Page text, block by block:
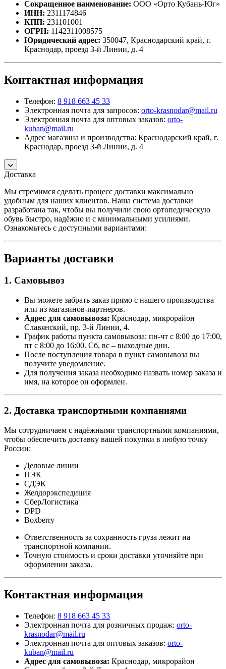
Сокращенное наименование: ООО «Орто Кубань-Юг»
ИНН: 2311174846
КПП: 231101001
ОГРН: 1142311008575
Юридический адрес: 350047, Краснодарский край, г.
Краснодар, проезд 3-й Линии, д. 4
Контактная информация
Телефон: 8 918 663 45 33
Электронная почта для запросов: orto-krasnodar@mail.ru
Электронная почта для оптовых заказов: orto-
kuban@mail.ru
Адрес магазина и производства: Краснодарский край, г.
Краснодар, проезд 3-й Линии, д. 4
Доставка
Мы стремимся сделать процесс доставки максимально
удобным для наших клиентов. Наша система доставки
разработана так, чтобы вы получили свою ортопедическую
обувь быстро, надёжно и с минимальными усилиями.
Ознакомьтесь с доступными вариантами:
Варианты доставки
1. Самовывоз
Вы можете забрать заказ прямо с нашего производства
или из магазинов-партнеров.
Адрес для самовывоза: Краснодар, микрорайон
Славянский, пр. 3-й Линии, 4.
График работы пункта самовывоза: пн-чт с 8:00 до 17:00,
пт с 8:00 до 16:00. Сб, вс – выходные дни.
После поступления товара в пункт самовывоза вы
получите уведомление.
Для получения заказа необходимо назвать номер заказа и
имя, на которое он оформлен.
2. Доставка транспортными компаниями
Мы сотрудничаем с надёжными транспортными компаниями,
чтобы обеспечить доставку вашей покупки в любую точку
России:
Деловые линии
ПЭК
СДЭК
Желдорэкспедиция
СберЛогистика
DPD
Boxberry
Ответственность за сохранность груза лежит на
транспортной компании.
Точную стоимость и сроки доставки уточняйте при
оформлении заказа.
Контактная информация
Телефон: 8 918 663 45 33
Электронная почта для розничных продаж: orto-
krasnodar@mail.ru
Электронная почта для оптовых заказов: orto-
kuban@mail.ru
Адрес для самовывоза: Краснодар, микрорайон